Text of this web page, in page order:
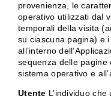
provenienza, le
operativo utilizzati dal
temporali della visita
su ciascuna pagina) e
all’interno
sequenza delle
sistema operativo e
Utente L’individuo